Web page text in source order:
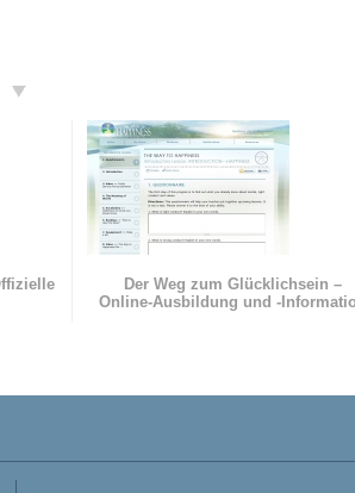
Der Weg zum Glücklichsein –
Online-Ausbildung und -